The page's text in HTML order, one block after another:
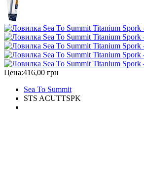
Цена:416,00 грн
Sea To Summit
STS ACUTTSPK